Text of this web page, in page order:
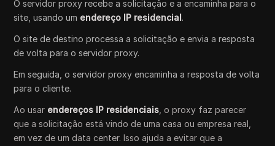
O servidor proxy recebe a solicitação e a encaminha para o
site, usando um endereço IP residencial.
O site de destino processa a solicitação e envia a resposta
de volta para o servidor proxy.
Em seguida, o servidor proxy encaminha a resposta de volta
para o cliente.
Ao usar endereços IP residenciais , o proxy faz parecer
que a solicitação está vindo de uma casa ou empresa real,
em vez de um data center. Isso ajuda a evitar que a